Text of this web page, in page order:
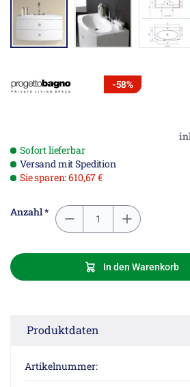
-58%
Sofort lieferbar
Versand mit Spedition
Sie sparen: 610,67 €
Anzahl *
In den Warenkorb
Produktdaten
Artikelnummer: